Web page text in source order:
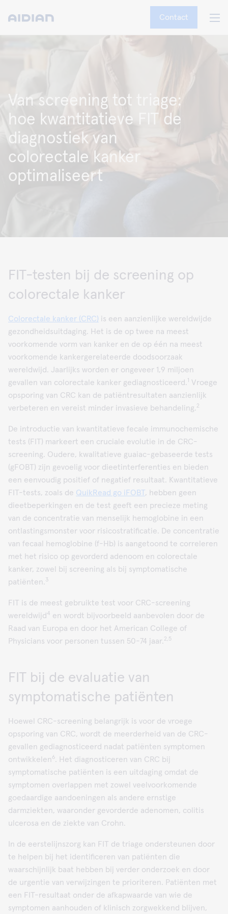
Contact
Van screening tot triage:
hoe kwantitatieve FIT de
diagnostiek van
colorectale kanker
optimaliseert
FIT-testen bij de screening op
colorectale kanker
Colorectale kanker (CRC) is een aanzienlijke wereldwijde
gezondheidsuitdaging. Het is de op twee na meest
voorkomende vorm van kanker en de op één na meest
voorkomende kankergerelateerde doodsoorzaak
wereldwijd. Jaarlijks worden er ongeveer 1,9 miljoen
gevallen van colorectale kanker gediagnosticeerd. 1 Vroege
opsporing van CRC kan de patiëntresultaten aanzienlijk
verbeteren en vereist minder invasieve behandeling. 2
De introductie van kwantitatieve fecale immunochemische
tests (FIT) markeert een cruciale evolutie in de CRC-
screening. Oudere, kwalitatieve guaiac-gebaseerde tests
(gFOBT) zijn gevoelig voor dieetinterferenties en bieden
een eenvoudig positief of negatief resultaat. Kwantitatieve
FIT-tests, zoals de QuikRead go iFOBT, hebben geen
dieetbeperkingen en de test geeft een precieze meting
van de concentratie van menselijk hemoglobine in een
ontlastingsmonster voor risicostratificatie. De concentratie
van fecaal hemoglobine (f-Hb) is aangetoond te correleren
met het risico op gevorderd adenoom en colorectale
kanker, zowel bij screening als bij symptomatische
patiënten. 3
FIT is de meest gebruikte test voor CRC-screening
wereldwijd 4 en wordt bijvoorbeeld aanbevolen door de
Raad van Europa en door het American College of
Physicians voor personen tussen 50-74 jaar. 2,5
FIT bij de evaluatie van
symptomatische patiënten
Hoewel CRC-screening belangrijk is voor de vroege
opsporing van CRC, wordt de meerderheid van de CRC-
gevallen gediagnosticeerd nadat patiënten symptomen
ontwikkelen6. Het diagnosticeren van CRC bij
symptomatische patiënten is een uitdaging omdat de
symptomen overlappen met zowel veelvoorkomende
goedaardige aandoeningen als andere ernstige
darmziekten, waaronder gevorderde adenomen, colitis
ulcerosa en de ziekte van Crohn.
In de eerstelijnszorg kan FIT de triage ondersteunen door
te helpen bij het identificeren van patiënten die
waarschijnlijk baat hebben bij verder onderzoek en door
de urgentie van verwijzingen te prioriteren. Patiënten met
een FIT-resultaat onder de afkapwaarde van wie de
symptomen aanhouden of klinisch zorgwekkend blijven,